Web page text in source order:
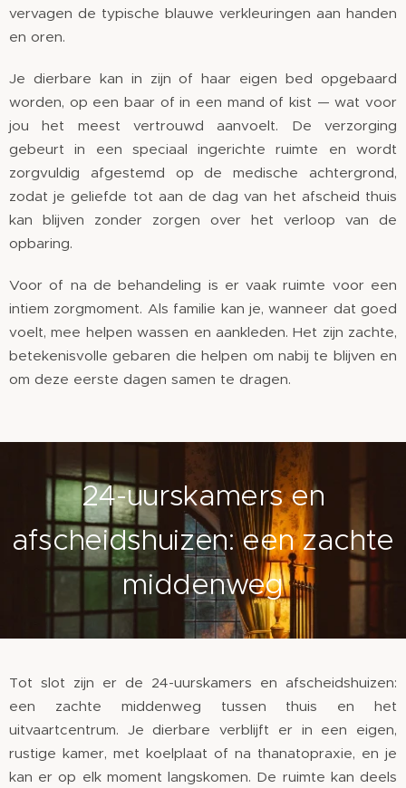
vervagen de typische blauwe verkleuringen aan handen
en oren.
Je dierbare kan in zijn of haar eigen bed opgebaard
worden, op een baar of in een mand of kist — wat voor
jou het meest vertrouwd aanvoelt. De verzorging
gebeurt in een speciaal ingerichte ruimte en wordt
zorgvuldig afgestemd op de medische achtergrond,
zodat je geliefde tot aan de dag van het afscheid thuis
kan blijven zonder zorgen over het verloop van de
opbaring.
Voor of na de behandeling is er vaak ruimte voor een
intiem zorgmoment. Als familie kan je, wanneer dat goed
voelt, mee helpen wassen en aankleden. Het zijn zachte,
betekenisvolle gebaren die helpen om nabij te blijven en
om deze eerste dagen samen te dragen.
24-uurskamers en
afscheidshuizen: een zachte
middenweg
Tot slot zijn er de 24-uurskamers en afscheidshuizen:
een zachte middenweg tussen thuis en het
uitvaartcentrum. Je dierbare verblijft er in een eigen,
rustige kamer, met koelplaat of na thanatopraxie, en je
kan er op elk moment langskomen. De ruimte kan deels